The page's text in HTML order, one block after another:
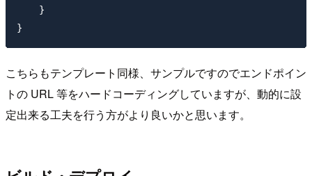
    }
こちらもテンプレート同様、サンプルですのでエンドポイン
トの URL 等をハードコーディングしていますが、動的に設
定出来る工夫を行う方がより良いかと思います。